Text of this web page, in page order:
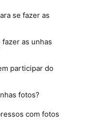
se fazer as
as unhas
participar do
fotos?
com fotos